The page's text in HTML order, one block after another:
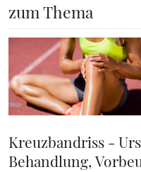
zum Thema
Kreuzbandriss -
Behandlung,